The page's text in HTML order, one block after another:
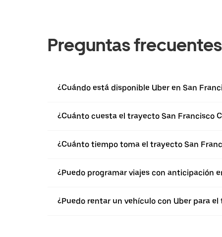
Preguntas frecuentes
¿Cuándo está disponible Uber en San
¿Cuánto cuesta el trayecto San Francisco
¿Cuánto tiempo toma el trayecto San
¿Puedo programar viajes con anticipación
¿Puedo rentar un vehículo con Uber para